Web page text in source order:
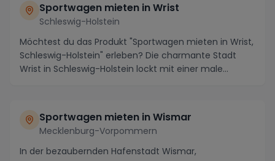
Sportwagen mieten in Wrist
Schleswig-Holstein
Möchtest du das Produkt "Sportwagen mieten in Wrist,
Schleswig-Holstein" erleben? Die charmante Stadt
Wrist in Schleswig-Holstein lockt mit einer male...
Sportwagen mieten in Wismar
Mecklenburg-Vorpommern
In der bezaubernden Hafenstadt Wismar,